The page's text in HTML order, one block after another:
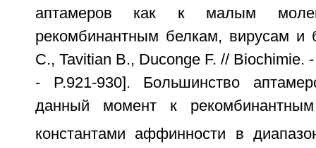
аптамеров как к малым
рекомбинантным белкам, вирусам и
C., Tavitian В., Duconge F. // Biochimie.
- P.921-930]. Большинство
данный момент к
константами аффинности в